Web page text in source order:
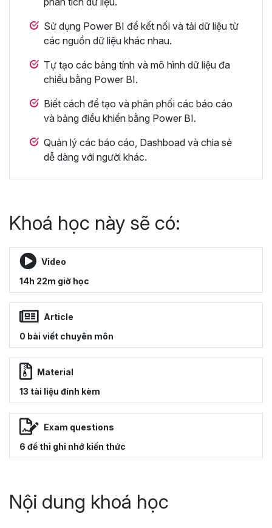
Sử dụng Power BI để kết nối và tải dữ liệu từ
các nguồn dữ liệu khác nhau.
Tự tạo các bảng tính và mô hình dữ liệu đa
chiều bằng Power BI.
Biết cách để tạo và phân phối các báo cáo
và bảng điều khiển bằng Power BI.
Quản lý các báo cáo, Dashboad và chia sẻ
dễ dàng với người khác.
Khoá học này sẽ có:
Video
14h 22m giờ học
Article
0 bài viết chuyên môn
Material
13 tài liệu đính kèm
Exam questions
6 đề thi ghi nhớ kiến thức
Nội dung khoá học